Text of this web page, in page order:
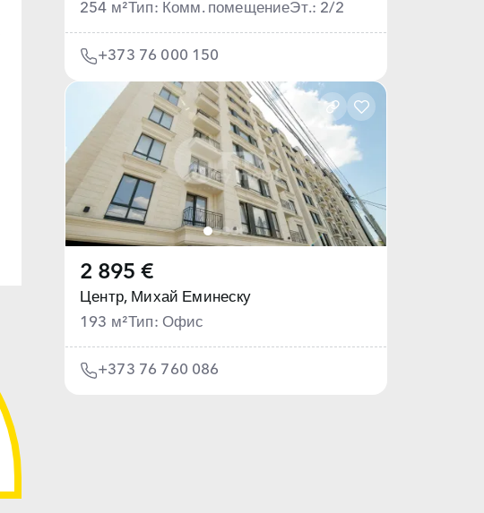
254 м²Тип: Комм. помещениеЭт.: 2/2
+373 76 000 150
2 895 €
Центр, Михай Еминеску
193 м²Тип: Офис
+373 76 760 086